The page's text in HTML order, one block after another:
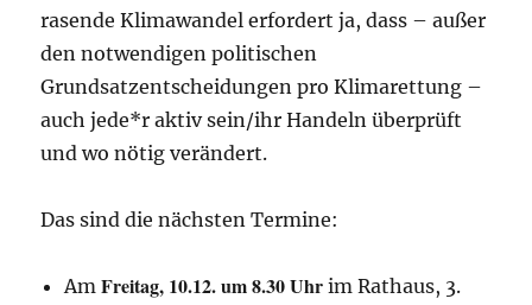
rasende Klimawandel erfordert ja, dass – außer
den notwendigen politischen
Grundsatzentscheidungen pro Klimarettung –
auch jede*r aktiv sein/ihr Handeln überprüft
und wo nötig verändert.
Das sind die nächsten Termine:
AmFreitag, 10.12. um 8.30 Uhrim Rathaus, 3.